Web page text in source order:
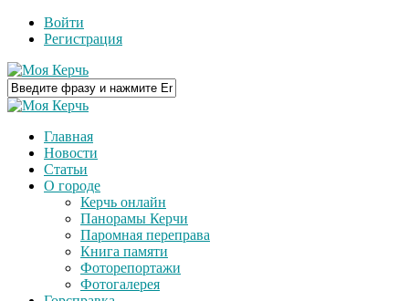
Войти
Регистрация
Главная
Новости
Статьи
О городе
Керчь онлайн
Панорамы Керчи
Паромная переправа
Книга памяти
Фоторепортажи
Фотогалерея